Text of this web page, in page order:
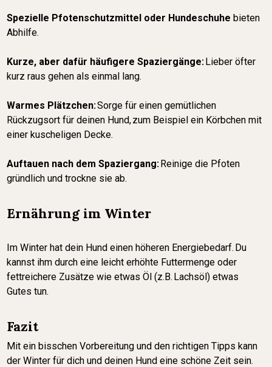
Spezielle Pfotenschutzmittel oder Hundeschuhe bieten
Abhilfe.
Kurze, aber dafür häufigere Spaziergänge:Lieber öfter
kurz raus gehen als einmal lang.
Warmes Plätzchen:Sorge für einen gemütlichen
Rückzugsort für deinen Hund, zum Beispiel ein Körbchen mit
einer kuscheligen Decke.
Auftauen nach dem Spaziergang:Reinige die Pfoten
gründlich und trockne sie ab.
Ernährung im Winter
Im Winter hat dein Hund einen höheren Energiebedarf. Du
kannst ihm durch eine leicht erhöhte Futtermenge oder
fettreichere Zusätze wie etwas Öl (z.B. Lachsöl) etwas
Gutes tun.
Fazit
Mit ein bisschen Vorbereitung und den richtigen Tipps kann
der Winter für dich und deinen Hund eine schöne Zeit sein.